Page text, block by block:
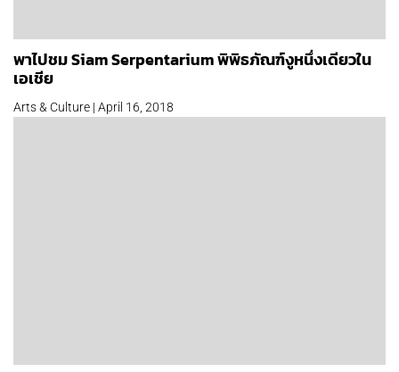
พาไปชม Siam Serpentarium พิพิธภัณฑ์งูหนึ่งเดียวใน
เอเชีย
Arts & Culture | April 16, 2018